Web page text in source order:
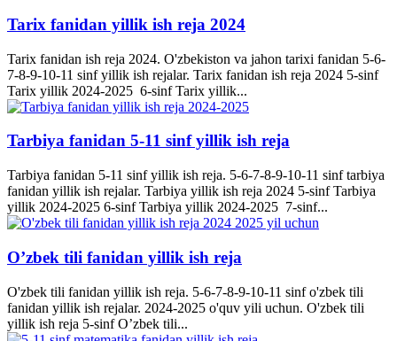
Tarix fanidan yillik ish reja 2024
Tarix fanidan ish reja 2024. O'zbekiston va jahon tarixi fanidan 5-6-
7-8-9-10-11 sinf yillik ish rejalar. Tarix fanidan ish reja 2024 5-sinf
Tarix yillik 2024-2025 6-sinf Tarix yillik...
Tarbiya fanidan 5-11 sinf yillik ish reja
Tarbiya fanidan 5-11 sinf yillik ish reja. 5-6-7-8-9-10-11 sinf tarbiya
fanidan yillik ish rejalar. Tarbiya yillik ish reja 2024 5-sinf Tarbiya
yillik 2024-2025 6-sinf Tarbiya yillik 2024-2025 7-sinf...
O’zbek tili fanidan yillik ish reja
O'zbek tili fanidan yillik ish reja. 5-6-7-8-9-10-11 sinf o'zbek tili
fanidan yillik ish rejalar. 2024-2025 o'quv yili uchun. O'zbek tili
yillik ish reja 5-sinf O’zbek tili...